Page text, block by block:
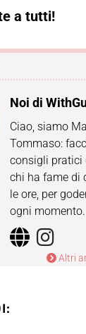
a tutti!
Noi di
Ciao, siamo
Tommaso:
consigli pratici
chi ha fame di
le ore, per
ogni momento.
Altri